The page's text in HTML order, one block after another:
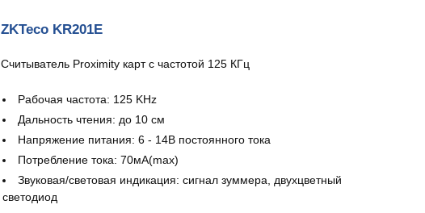
ZKTeco KR201E
Считыватель Proximity карт с частотой 125 КГц
Рабочая частота: 125 KHz
Дальность чтения: до 10 см
Напряжение питания: 6 - 14В постоянного тока
Потребление тока: 70мA(max)
Звуковая/световая индикация: сигнал зуммера, двухцветный
светодиод